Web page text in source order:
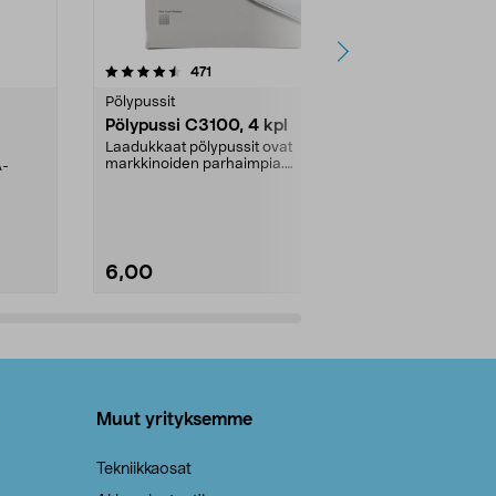
471
Pölypussit
Pölypussi C3100, 4 kpl
Laadukkaat pölypussit ovat
markkinoiden parhaimpia.
6,00
4.5viidestä
Muut yrityksemme
Tekniikkaosat